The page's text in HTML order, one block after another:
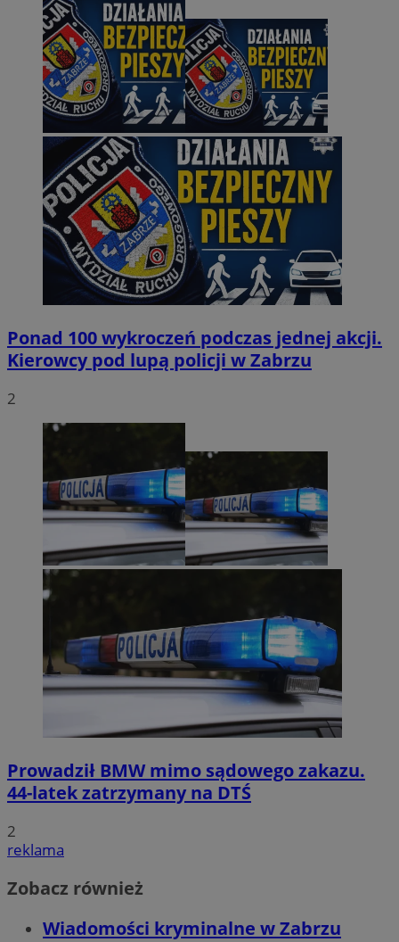
Ponad 100 wykroczeń podczas jednej akcji.
Kierowcy pod lupą policji w Zabrzu
2
Prowadził BMW mimo sądowego zakazu.
44-latek zatrzymany na DTŚ
2
reklama
Zobacz również
Wiadomości kryminalne w Zabrzu